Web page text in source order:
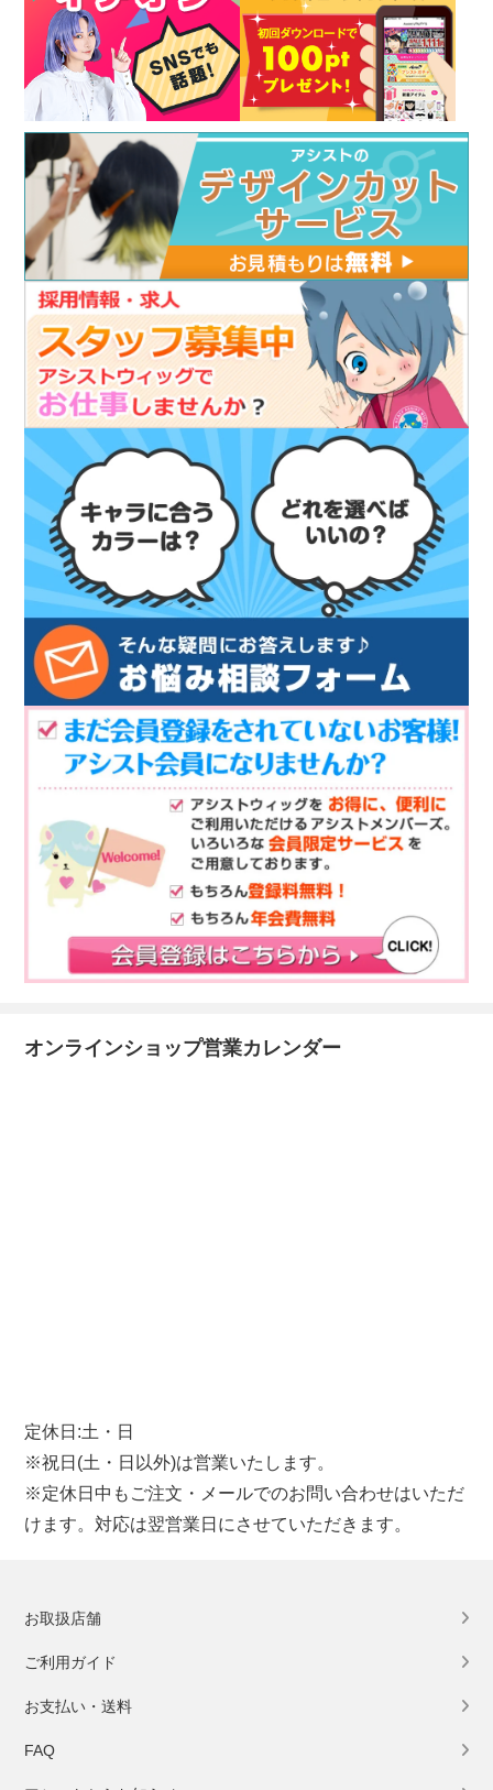
オンラインショップ営業カレンダー
定休日:土・日
※祝日(土・日以外)は営業いたします。
※定休日中もご注文・メールでのお問い合わせはいただ
けます。対応は翌営業日にさせていただきます。
お取扱店舗
ご利用ガイド
お支払い・送料
FAQ